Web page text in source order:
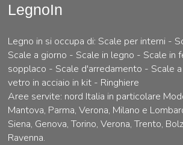
LegnoIn
Legno in si occupa di: Scale per interni -
Scale a giorno - Scale in legno - Scale in
sopplaco - Scale d'arredamento - Scale
vetro in acciaio in kit - Ringhiere
Aree servite: nord Italia in particolare
Mantova, Parma, Verona, Milano e
Siena, Genova, Torino, Verona, Trento,
Ravenna.